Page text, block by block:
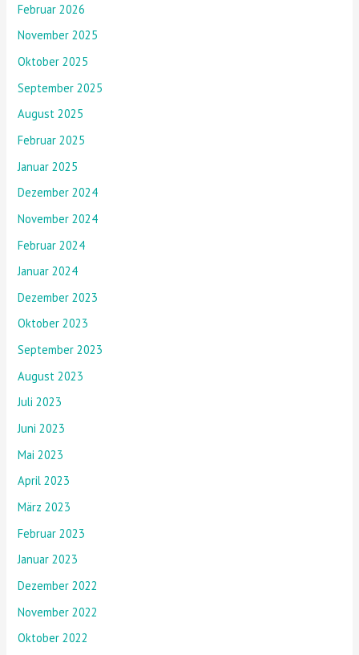
Februar 2026
November 2025
Oktober 2025
September 2025
August 2025
Februar 2025
Januar 2025
Dezember 2024
November 2024
Februar 2024
Januar 2024
Dezember 2023
Oktober 2023
September 2023
August 2023
Juli 2023
Juni 2023
Mai 2023
April 2023
März 2023
Februar 2023
Januar 2023
Dezember 2022
November 2022
Oktober 2022